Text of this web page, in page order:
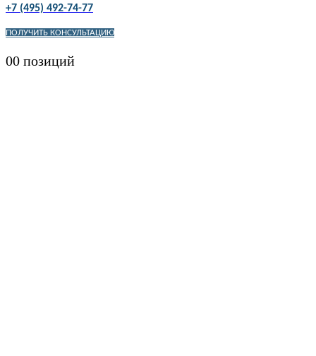
+7 (495) 492-74-77
ПОЛУЧИТЬ КОНСУЛЬТАЦИЮ
00 позиций